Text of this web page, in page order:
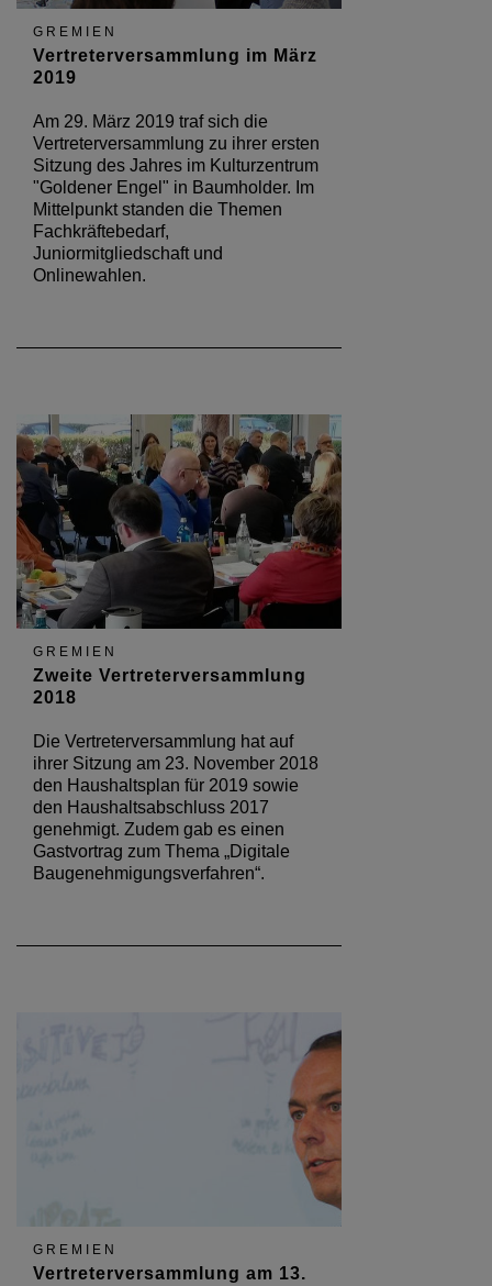
GREMIEN
Vertreterversammlung im März
2019
Am 29. März 2019 traf sich die
Vertreterversammlung zu ihrer ersten
Sitzung des Jahres im Kulturzentrum
"Goldener Engel" in Baumholder. Im
Mittelpunkt standen die Themen
Fachkräftebedarf,
Juniormitgliedschaft und
Onlinewahlen.
GREMIEN
Zweite Vertreterversammlung
2018
Die Vertreterversammlung hat auf
ihrer Sitzung am 23. November 2018
den Haushaltsplan für 2019 sowie
den Haushaltsabschluss 2017
genehmigt. Zudem gab es einen
Gastvortrag zum Thema „Digitale
Baugenehmigungsverfahren“.
GREMIEN
Vertreterversammlung am 13.